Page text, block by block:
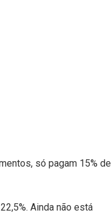
só pagam 15% de
Ainda não está